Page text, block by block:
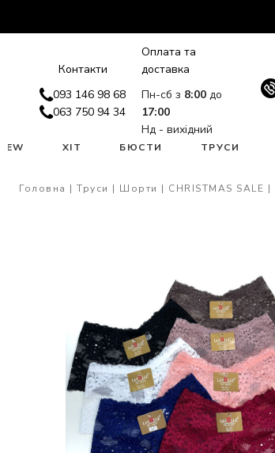
Контакти
093 146 98 68
063 750 94 34
Оплата та
доставка
Пн-сб з 8:00 до
17:00
Нд - вихідний
ХІТ БЮСТИ ТРУСИ
Головна Труси Шорти CHRISTMAS SALE